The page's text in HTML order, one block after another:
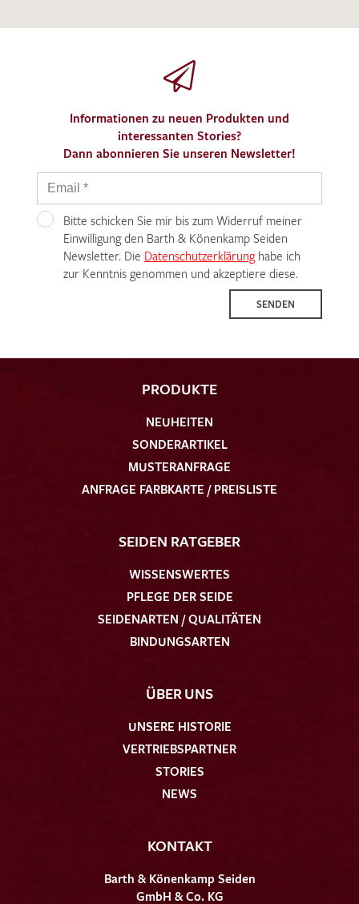
Informationen zu neuen Produkten und
interessanten Stories?
Dann abonnieren Sie unseren Newsletter!
Bitte schicken Sie mir bis zum Widerruf meiner
Einwilligung den Barth & Könenkamp Seiden
Newsletter. Die Datenschutzerklärunghabe ich
zur Kenntnis genommen und akzeptiere diese.
SENDEN
PRODUKTE
NEUHEITEN
SONDERARTIKEL
MUSTERANFRAGE
ANFRAGE FARBKARTE / PREISLISTE
SEIDEN RATGEBER
WISSENSWERTES
PFLEGE DER SEIDE
SEIDENARTEN / QUALITÄTEN
BINDUNGSARTEN
ÜBER UNS
UNSERE HISTORIE
VERTRIEBSPARTNER
STORIES
NEWS
KONTAKT
Barth & Könenkamp Seiden
GmbH & Co. KG